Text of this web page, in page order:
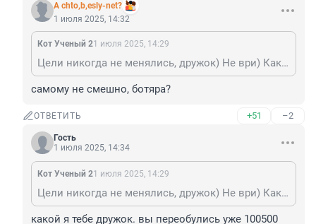
A chto,b,esly-net?
1 июля 2025, 14:32
Кот Ученый 21 июля 2025, 14:29
Цели никогда не менялись, дружок) Не ври) Как были так и остались - демилитаризация и денацификация бывшей укрАины. Т.. разоружение натовской ЧВК ВСУ и ликвидация нацистского режима в Киеве.
самому не смешно, ботяра?
ОТВЕТИТЬ +51 –2
Гость
1 июля 2025, 14:34
Кот Ученый 21 июля 2025, 14:29
Цели никогда не менялись, дружок) Не ври) Как были так и остались - демилитаризация и денацификация бывшей укрАины. Т.. разоружение натовской ЧВК ВСУ и ликвидация нацистского режима в Киеве.
какой я тебе дружок. вы переобулись уже 100500